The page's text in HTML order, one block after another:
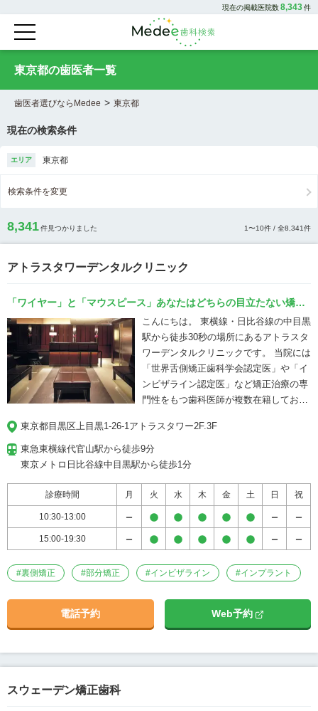
現在の掲載医院数8,343件
東京都の歯医者一覧
歯医者選びならMedee > 東京都
現在の検索条件
エリア 東京都
検索条件を変更
8,341件見つかりました 1〜10件 / 全8,341件
アトラスタワーデンタルクリニック
東京都目黒区上目黒1-26-1アトラスタワー2F.3F
東急東横線代官山駅から徒歩9分
東京メトロ日比谷線中目黒駅から徒歩1分
診療時間 月 火 水 木 金 土 日 祝
10:30-13:00
15:00-19:30
#裏側矯正 #部分矯正 #インビザライン #インプラント
「ワイヤー」と「マウスピース」あなたはどちらの目立たない矯正
装置を選びますか？
こんにちは。 東横線・日比谷線の中目黒
駅から徒歩30秒の場所にあるアトラスタ
ワーデンタルクリニックです。 当院には
「世界舌側矯正歯科学会認定医」や「イ
ンビザライン認定医」など矯正治療の専
門性をもつ歯科医師が複数在籍してお
難症例にも対応できる技術力に自信があ
ります。 また、インビザライン(マウス
ピース矯正)で治療中の方のなかには、事
変更が必要になるケースもあるでしょ
う。 その場合、当院ではインビザライン
にお支払いいただいた費用の半額を充当
させていただき、裏側矯正への変更が可
療と比較して、治療期間や費用がかかる
方も少なくありません。 当院ではそんな
患者様の不安を解消し、矯正治療へのご
ンセリングを無料で承っております。 治
療を受けずに相談だけでも結構ですの
電話予約 Web予約
スウェーデン矯正歯科